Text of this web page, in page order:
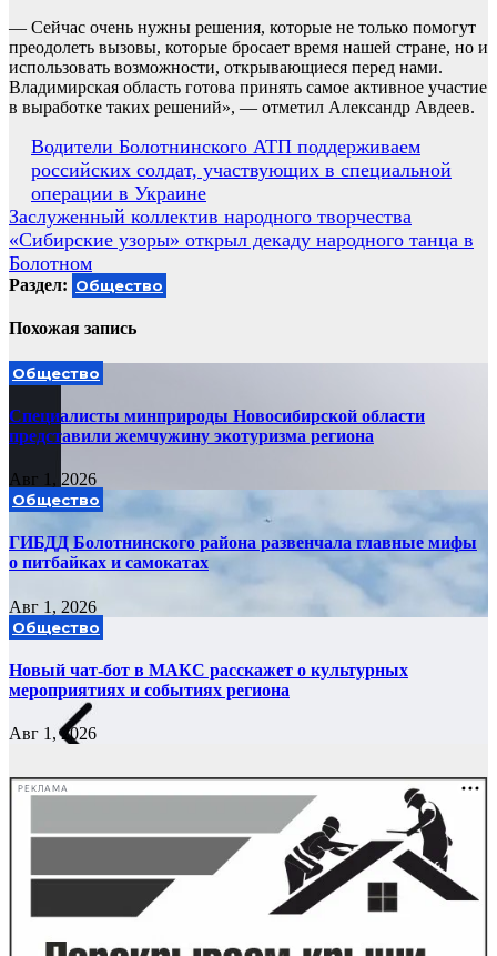
— Сейчас очень нужны решения, которые не только помогут
преодолеть вызовы, которые бросает время нашей стране, но и
использовать возможности, открывающиеся перед нами.
Владимирская область готова принять самое активное участие
в выработке таких решений», — отметил Александр Авдеев.
Навигация
по
записям
Водители Болотнинского АТП поддерживаем
российских солдат, участвующих в специальной
операции в Украине
Заслуженный коллектив народного творчества
«Сибирские узоры» открыл декаду народного танца в
Болотном
Раздел: Общество
Похожая запись
Общество
Специалисты минприроды Новосибирской области
представили жемчужину экотуризма региона
Авг 1, 2026
Общество
ГИБДД Болотнинского района развенчала главные мифы
о питбайках и самокатах
Авг 1, 2026
Общество
Новый чат-бот в МАКС расскажет о культурных
мероприятиях и событиях региона
Авг 1, 2026
РЕКЛАМА